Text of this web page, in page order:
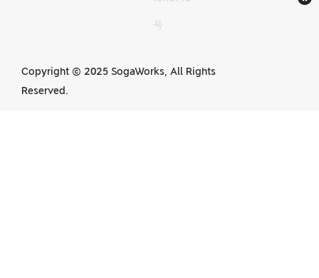
号
Copyright © 2025 SogaWorks, All Rights
Reserved.